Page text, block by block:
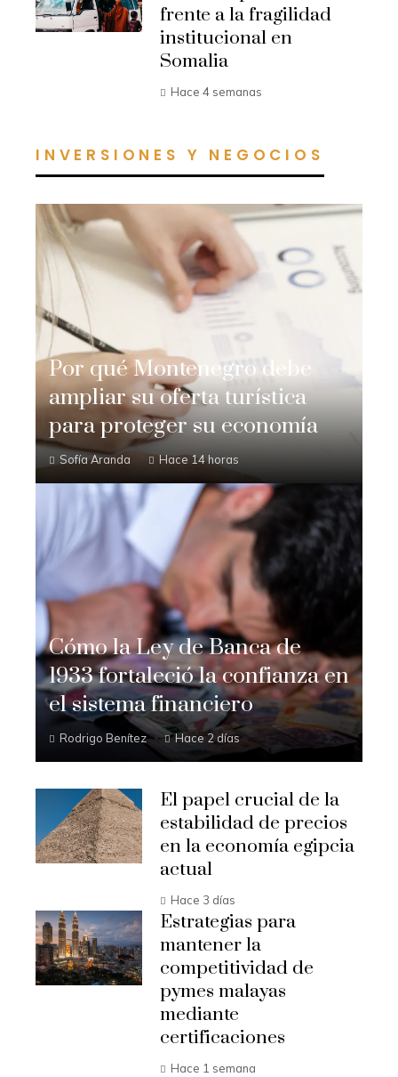
frente a la fragilidad
institucional en
Somalia
Hace 4 semanas
INVERSIONES Y NEGOCIOS
Por qué Montenegro debe
ampliar su oferta turística
para proteger su economía
Sofía Aranda Hace 14 horas
Cómo la Ley de Banca de
1933 fortaleció la confianza en
el sistema financiero
Rodrigo Benítez Hace 2 días
El papel crucial de la
estabilidad de precios
en la economía egipcia
actual
Hace 3 días
Estrategias para
mantener la
competitividad de
pymes malayas
mediante
certificaciones
Hace 1 semana